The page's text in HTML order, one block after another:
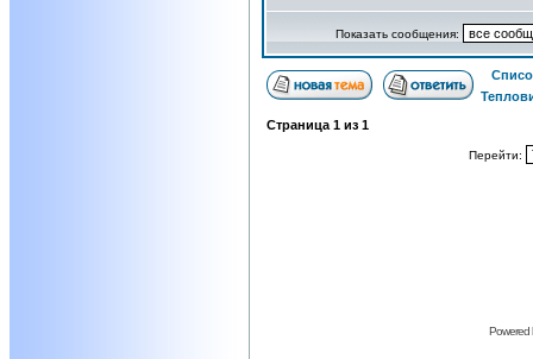
Показать сообщения:
Страница 1 из 1
Перейти:
Powered